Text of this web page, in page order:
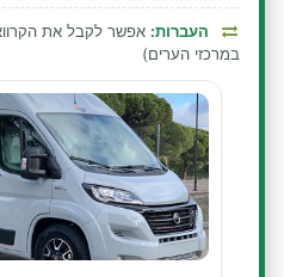
העברות: אפשר לקבל את
במרכזי הערים)